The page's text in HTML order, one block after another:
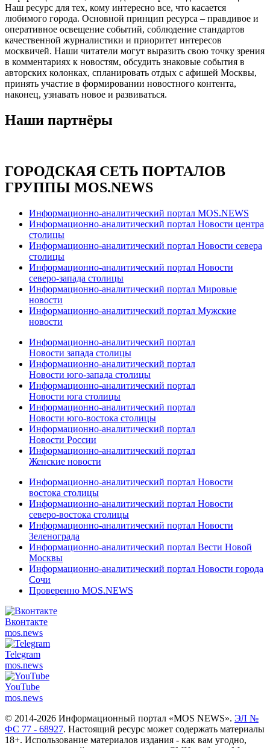
Наш ресурс для тех, кому интересно все, что касается
любимого города. Основной принцип ресурса – правдивое и
оперативное освещение событий, соблюдение стандартов
качественной журналистики и приоритет интересов
москвичей. Наши читатели могут выразить свою точку зрения
в комментариях к новостям, обсудить знаковые события в
авторских колонках, спланировать отдых с афишей Москвы,
принять участие в формировании новостного контента,
наконец, узнавать новое и развиваться.
Наши партнёры
ГОРОДСКАЯ СЕТЬ ПОРТАЛОВ
ГРУППЫ MOS.NEWS
Информационно-аналитический портал MOS.NEWS
Информационно-аналитический портал Новости центра
столицы
Информационно-аналитический портал Новости севера
столицы
Информационно-аналитический портал Новости
северо-запада столицы
Информационно-аналитический портал Мировые
новости
Информационно-аналитический портал Мужские
новости
Информационно-аналитический портал
Новости запада столицы
Информационно-аналитический портал
Новости юго-запада столицы
Информационно-аналитический портал
Новости юга столицы
Информационно-аналитический портал
Новости юго-востока столицы
Информационно-аналитический портал
Новости России
Информационно-аналитический портал
Женские новости
Информационно-аналитический портал Новости
востока столицы
Информационно-аналитический портал Новости
северо-востока столицы
Информационно-аналитический портал Новости
Зеленограда
Информационно-аналитический портал Вести Новой
Москвы
Информационно-аналитический портал Новости города
Сочи
Проверенно MOS.NEWS
Вконтакте
mos.news
Telegram
mos.news
YouTube
mos.news
© 2014-2026 Информационный портал «MOS NEWS». ЭЛ №
ФС 77 - 68927. Настоящий ресурс может содержать материалы
18+. Использование материалов издания - как вам угодно,